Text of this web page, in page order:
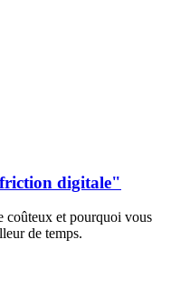
digitale"
coûteux et pourquoi vous
de temps.